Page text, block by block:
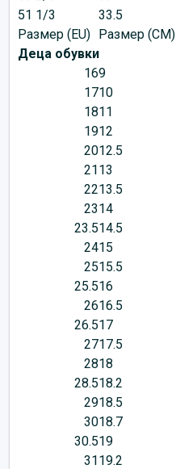
51 1/3
33.5
Размер (EU) Размер (CM)
Деца обувки
169
1710
1811
1912
2012.5
2113
2213.5
2314
23.514.5
2415
2515.5
25.516
2616.5
26.517
2717.5
2818
28.518.2
2918.5
3018.7
30.519
3119.2